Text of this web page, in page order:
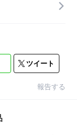
ツイート
報告する